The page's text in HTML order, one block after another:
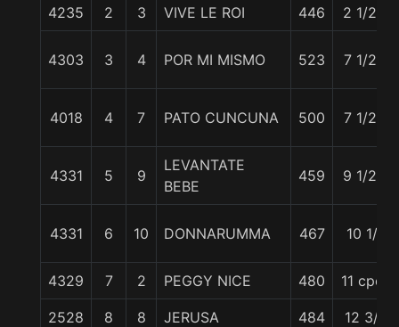
4235 2 3 VIVE LE ROI 446 2 1/2 c
4303 3 4 POR MI MISMO 523 7 1/2 c
4018 4 7 PATO CUNCUNA 500 7 1/2 c
4331 5 9
LEVANTATE
BEBE
459 9 1/2 c
4331 6 10 DONNARUMMA 467 10 1/4
4329 7 2 PEGGY NICE 480 11 cpos
2528 8 8 JERUSA 484 12 3/4